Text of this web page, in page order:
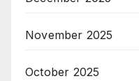
November 2025
October 2025